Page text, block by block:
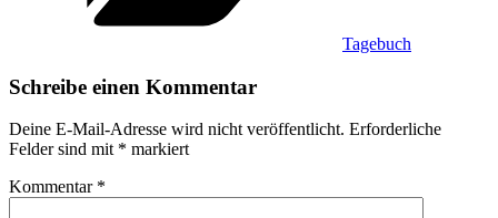
Tagebuch
Schreibe einen Kommentar
Deine E-Mail-Adresse wird nicht veröffentlicht. Erforderliche
Felder sind mit * markiert
Kommentar *